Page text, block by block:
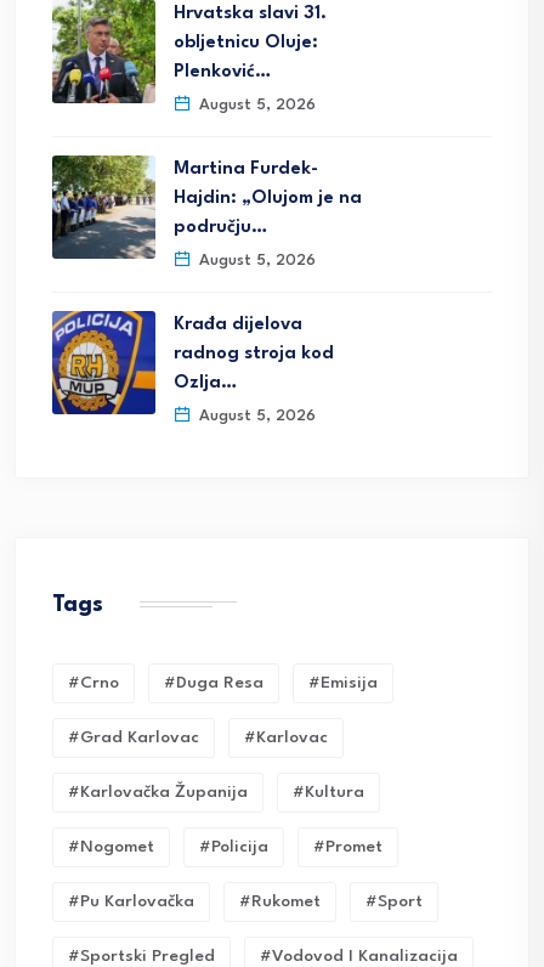
Hrvatska slavi 31.
obljetnicu Oluje:
Plenković…
August 5, 2026
Martina Furdek-
Hajdin: „Olujom je na
području…
August 5, 2026
Krađa dijelova
radnog stroja kod
Ozlja…
August 5, 2026
Tags
#crno #duga Resa #emisija
#grad Karlovac #karlovac
#karlovačka Županija #kultura
#nogomet #policija #promet
#pu Karlovačka #rukomet #sport
#sportski Pregled #vodovod I Kanalizacija